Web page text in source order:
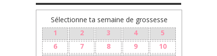
Sélectionne ta semaine de grossesse
1
2 3 4
5
6
7 8 9
10